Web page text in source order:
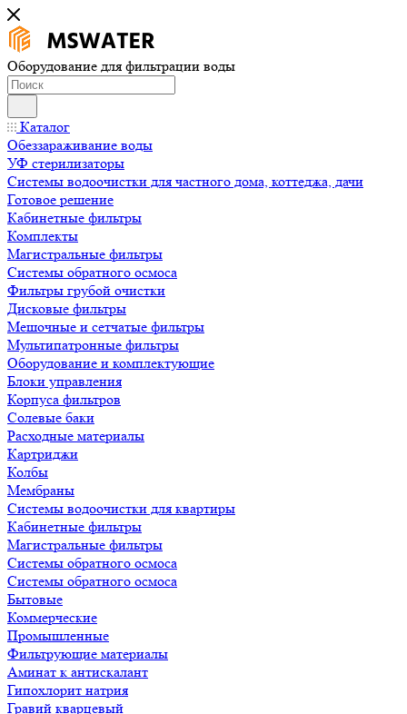
Оборудование для фильтрации воды
Каталог
Обеззараживание воды
УФ стерилизаторы
Системы водоочистки для частного дома, коттеджа, дачи
Готовое решение
Кабинетные фильтры
Комплекты
Магистральные фильтры
Системы обратного осмоса
Фильтры грубой очистки
Дисковые фильтры
Мешочные и сетчатые фильтры
Мультипатронные фильтры
Оборудование и комплектующие
Блоки управления
Корпуса фильтров
Солевые баки
Расходные материалы
Картриджи
Колбы
Мембраны
Системы водоочистки для квартиры
Кабинетные фильтры
Магистральные фильтры
Системы обратного осмоса
Системы обратного осмоса
Бытовые
Коммерческие
Промышленные
Фильтрующие материалы
Аминат к антискалант
Гипохлорит натрия
Гравий кварцевый